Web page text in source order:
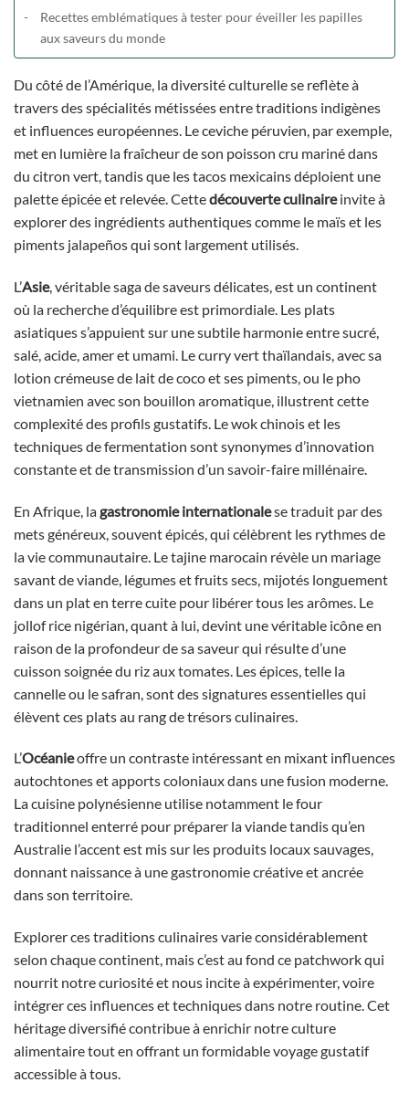
Recettes emblématiques à tester pour éveiller les papilles
aux saveurs du monde
Du côté de l’Amérique, la diversité culturelle se reflète à
travers des spécialités métissées entre traditions indigènes
et influences européennes. Le ceviche péruvien, par exemple,
met en lumière la fraîcheur de son poisson cru mariné dans
du citron vert, tandis que les tacos mexicains déploient une
palette épicée et relevée. Cettedécouverte culinaireinvite à
explorer des ingrédients authentiques comme le maïs et les
piments jalapeños qui sont largement utilisés.
L’Asie, véritable saga de saveurs délicates, est un continent
où la recherche d’équilibre est primordiale. Les plats
asiatiques s’appuient sur une subtile harmonie entre sucré,
salé, acide, amer et umami. Le curry vert thaïlandais, avec sa
lotion crémeuse de lait de coco et ses piments, ou le pho
vietnamien avec son bouillon aromatique, illustrent cette
complexité des profils gustatifs. Le wok chinois et les
techniques de fermentation sont synonymes d’innovation
constante et de transmission d’un savoir-faire millénaire.
En Afrique, lagastronomie internationalese traduit par des
mets généreux, souvent épicés, qui célèbrent les rythmes de
la vie communautaire. Le tajine marocain révèle un mariage
savant de viande, légumes et fruits secs, mijotés longuement
dans un plat en terre cuite pour libérer tous les arômes. Le
jollof rice nigérian, quant à lui, devint une véritable icône en
raison de la profondeur de sa saveur qui résulte d’une
cuisson soignée du riz aux tomates. Les épices, telle la
cannelle ou le safran, sont des signatures essentielles qui
élèvent ces plats au rang de trésors culinaires.
L’Océanieoffre un contraste intéressant en mixant influences
autochtones et apports coloniaux dans une fusion moderne.
La cuisine polynésienne utilise notamment le four
traditionnel enterré pour préparer la viande tandis qu’en
Australie l’accent est mis sur les produits locaux sauvages,
donnant naissance à une gastronomie créative et ancrée
dans son territoire.
Explorer ces traditions culinaires varie considérablement
selon chaque continent, mais c’est au fond ce patchwork qui
nourrit notre curiosité et nous incite à expérimenter, voire
intégrer ces influences et techniques dans notre routine. Cet
héritage diversifié contribue à enrichir notre culture
alimentaire tout en offrant un formidable voyage gustatif
accessible à tous.